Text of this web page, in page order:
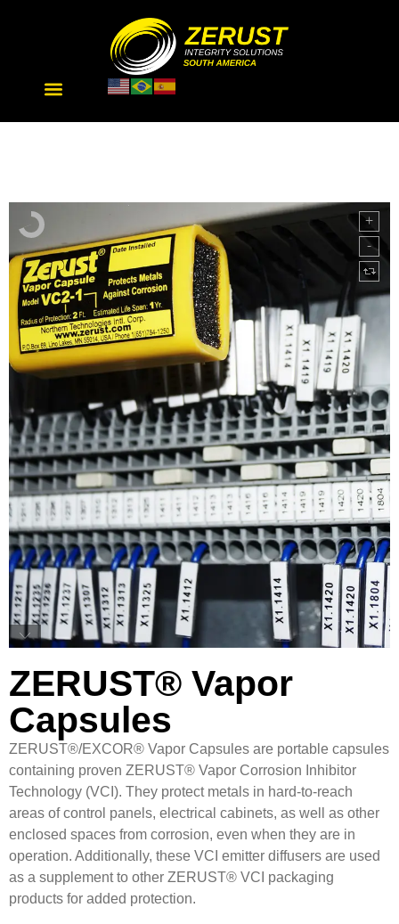
ZERUST® Vapor
Capsules
ZERUST®/EXCOR® Vapor Capsules are portable capsules
containing proven ZERUST® Vapor Corrosion Inhibitor
Technology (VCI). They protect metals in hard-to-reach
areas of control panels, electrical cabinets, as well as other
enclosed spaces from corrosion, even when they are in
operation. Additionally, these VCI emitter diffusers are used
as a supplement to other ZERUST® VCI packaging
products for added protection.